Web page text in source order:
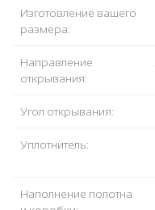
Изготовление вашего
размера:
Направление
открывания:
Угол открывания:
Уплотнитель:
Наполнение полотна